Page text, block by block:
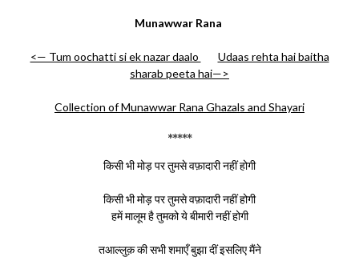
Munawwar Rana
<— Tum oochatti si ek nazar daalo
Udaas rehta hai baitha
sharab peeta hai—>
Collection of Munawwar Rana Ghazals and Shayari
*****
किसी भी मोड़ पर तुमसे वफ़ादारी नहीं होगी
किसी भी मोड़ पर तुमसे वफ़ादारी नहीं होगी
हमें मालूम है तुमको ये बीमारी नहीं होगी
तआल्लुक़ की सभी शमाएँ बुझा दीं इसलिए मैंने